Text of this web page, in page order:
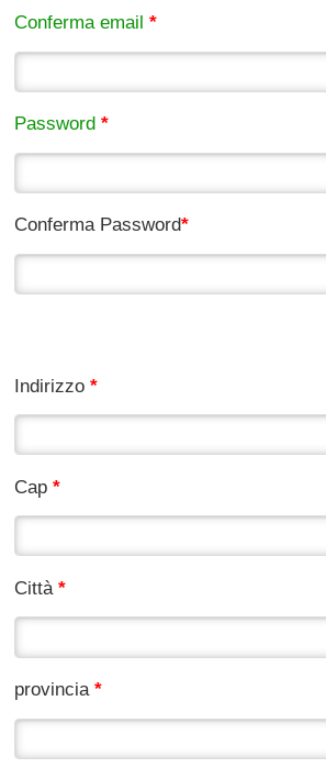
Conferma email *
Password *
Conferma Password*
Indirizzo*
Cap*
Città*
provincia*